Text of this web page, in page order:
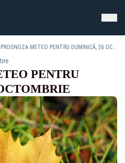
PROGNOZA METEO PENTRU DUMINICĂ, 26 OCTOMBRIE
PENTRU